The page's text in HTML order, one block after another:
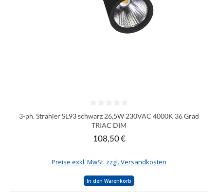
Durchschnittliche Bewertung von 0 von 5 Sternen
3-ph. Strahler SL93 schwarz 26,5W 230VAC 4000K 36 Grad
TRIAC DIM
Regulärer Preis:
108,50 €
Preise exkl. MwSt. zzgl. Versandkosten
In den Warenkorb